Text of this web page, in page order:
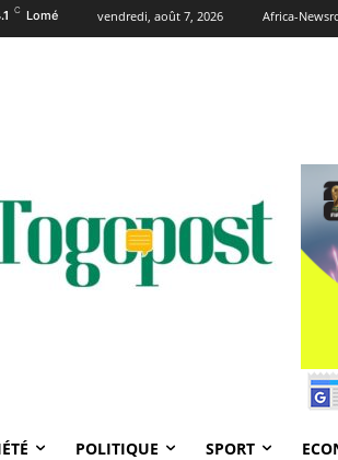
C Lomé vendredi, août 7, 2026 Africa-
POLITIQUE SPORT